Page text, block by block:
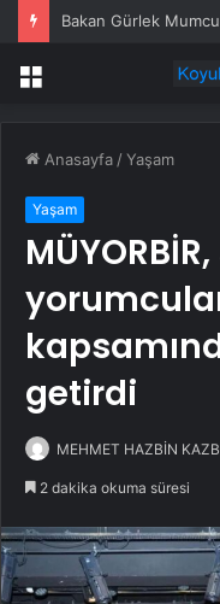
Bakan Gürlek
Menü
Anasayfa /Yaşam
Yaşam
getirdi
MEHMET HAZBİN
2 dakika okuma süresi